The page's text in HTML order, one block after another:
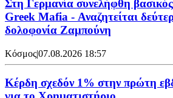
Στη Γερμανία συνελήφθη
Greek Mafia - Αναζητείται
δολοφονία Ζαμπούνη
Κόσμος|07.08.2026 18:57
Κέρδη σχεδόν 1% στην πρώτη